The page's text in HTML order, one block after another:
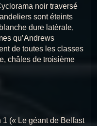
À MARY
PRÈS DES ANGES
noir traversé
sont éteints
dure latérale,
qu’Andrews
de toutes les classes
châles de troisième
(« Le géant de Belfast